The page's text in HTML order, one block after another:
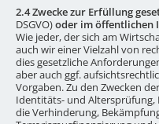
2.4 Zwecke zur Erfüllung
DSGVO)oder im öffentlichen
Wie jeder, der sich am
auch wir einer Vielzahl von
dies gesetzliche
aber auch ggf.
Vorgaben. Zu den Zwecken
Identitäts- und Altersprüfung,
die Verhinderung,